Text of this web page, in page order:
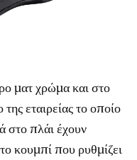
ματ χρώμα και στο
εταιρείας το οποίο
στο πλάι έχουν
κουμπί που ρυθμίζει